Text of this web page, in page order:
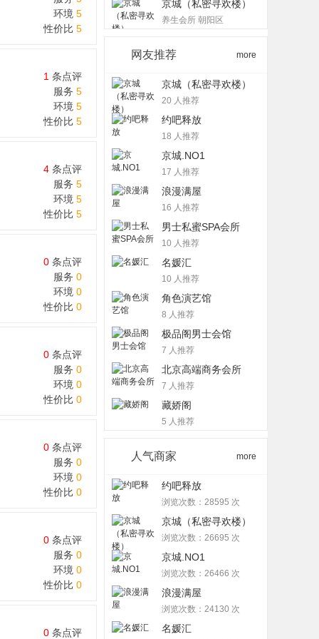
京城（私密寻欢楼）
养生会所 朝阳区
网友推荐 more
京城（私密寻欢楼）
20 人推荐
约吧释放
18 人推荐
京城.NO1
17 人推荐
浪漫满屋
16 人推荐
男士私蜜SPA会所
10 人推荐
名媛汇
10 人推荐
角色演艺馆
8 人推荐
极品阁男士会馆
7 人推荐
北京高端商务会所
7 人推荐
藏娇阁
5 人推荐
人气商家 more
约吧释放
浏览次数：28595 次
京城（私密寻欢楼）
浏览次数：26695 次
京城.NO1
浏览次数：26466 次
浪漫满屋
浏览次数：24130 次
名媛汇
环境 5
性价比 5
1 条点评
服务 5
环境 5
性价比 5
4 条点评
服务 5
环境 5
性价比 5
0 条点评
服务 0
环境 0
性价比 0
0 条点评
服务 0
环境 0
性价比 0
0 条点评
服务 0
环境 0
性价比 0
0 条点评
服务 0
环境 0
性价比 0
0 条点评